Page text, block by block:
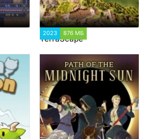
2023 876 МБ
TerraScape